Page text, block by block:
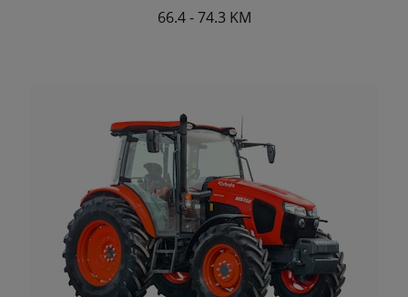
66.4 - 74.3 KM